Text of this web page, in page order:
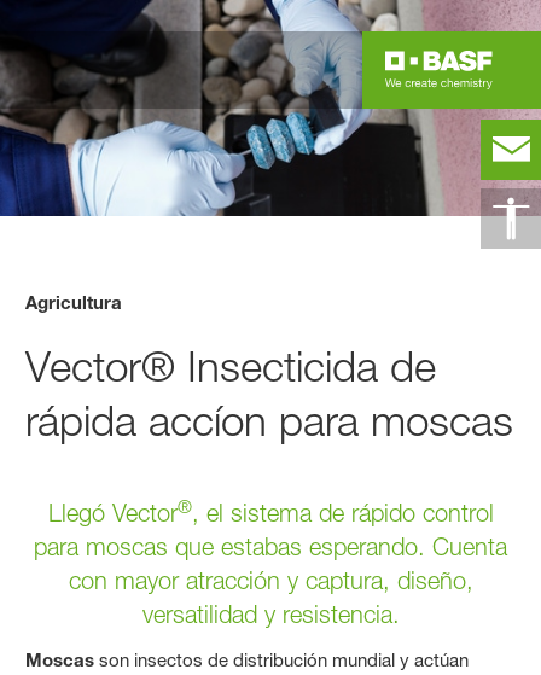
Agricultura
Vector® Insecticida de
rápida accíon para moscas
Llegó Vector®, el sistema de rápido control
para moscas que estabas esperando. Cuenta
con mayor atracción y captura, diseño,
versatilidad y resistencia.
Moscas son insectos de distribución mundial y actúan